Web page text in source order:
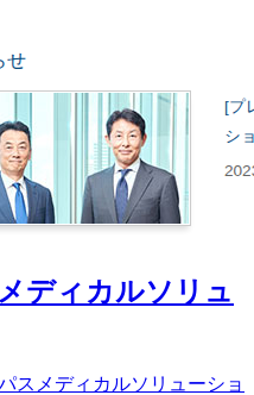
ディカルソリュ
スメディカルソリューショ